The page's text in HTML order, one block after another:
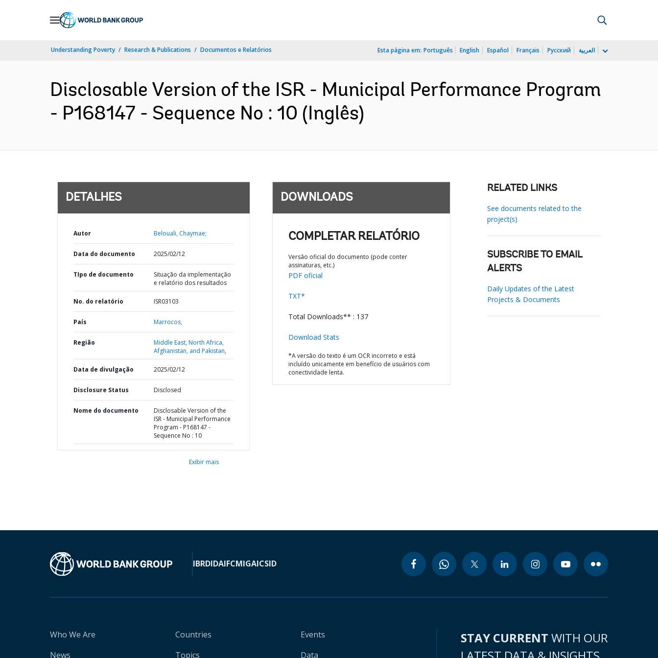
Understanding Poverty Research & Publications Documentos e Relatórios Esta página em: Português English Español Français Русский العربية
Disclosable Version of the ISR - Municipal Performance Program
- P168147 - Sequence No : 10 (Inglês)
DETALHES
Autor Belouali, Chaymae;
Data do documento 2025/02/12
TIpo de documento
Situação da implementação
e relatório dos resultados
No. do relatório ISR03103
País Marrocos,
Região
Middle East, North Africa,
Afghanistan, and Pakistan,
Data de divulgação 2025/02/12
Disclosure Status Disclosed
Nome do documento
Disclosable Version of the
ISR - Municipal Performance
Program - P168147 -
Sequence No : 10
Exibir mais
DOWNLOADS
COMPLETAR RELATÓRIO
Versão oficial do documento (pode conter
assinaturas, etc.)
PDF oficial
TXT*
Total Downloads** : 137
Download Stats
*A versão do texto é um OCR incorreto e está
incluído unicamente em benefício de usuários com
conectividade lenta.
RELATED LINKS
See documents related to the
project(s)
SUBSCRIBE TO EMAIL
ALERTS
Daily Updates of the Latest
Projects & Documents
IBRDIDAIFCMIGAICSID
Who We Are
News
Countries
Topics
Events
Data
STAY CURRENT WITH OUR